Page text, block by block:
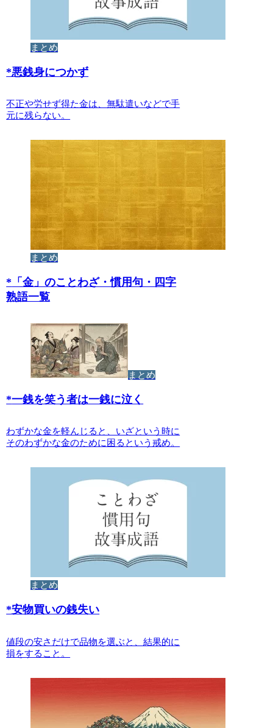
まとめ
*悪銭身につかず
不正や労せず得た金は、無駄遣いなどで手
元に残らない。
まとめ
* 「金」のことわざ・慣用句・四字
熟語一覧
まとめ
*一銭を笑う者は一銭に泣く
わずかな金を軽んじると、いざという時に
そのわずかな金のために困るという戒め。
まとめ
*安物買いの銭失い
値段の安さだけで品物を選ぶと、結果的に
損をすること。